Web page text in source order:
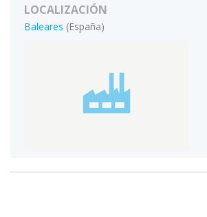
LOCALIZACIÓN
Baleares (España)